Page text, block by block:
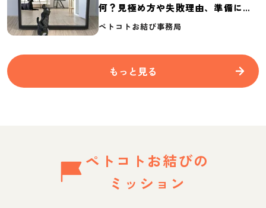
何？見極め方や失敗理由、準備に必
要なものを紹介
ペトコトお結び事務局
もっと見る
ペトコトお結びの
ミッション